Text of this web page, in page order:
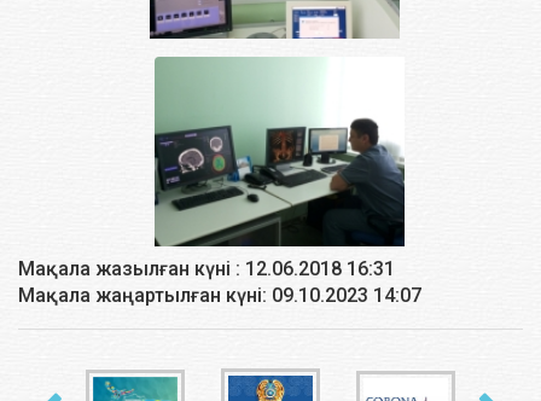
Рентгендік компьютерлік
томография, контрастты
1 зерттеу
Қорытындысы бар
компьютерлік томографтағы
рентгенологиялық суреттің
1 қызмет
Дискіге КТ зерттеу деректерін
жазу
1 қызмет
Флюорография зерттеулерінің
қайта сипаттамасы (телнұсқа)
1 қызмет 500
Мақала жазылған күні : 12.06.2018 16:31
Мақала жаңартылған күні: 09.10.2023 14:07